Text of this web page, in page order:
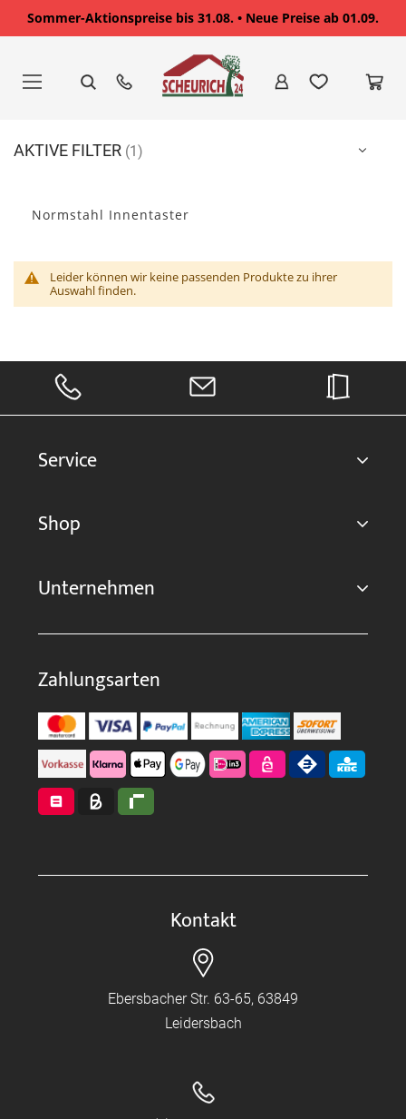
Sommer-Aktionspreise bis 31.08. • Neue Preise ab 01.09.
springen
Normstahl Innentaster
Leider können wir keine passenden Produkte zu ihrer
Auswahl finden.
AKTIVE FILTER
Service
Shop
Unternehmen
Zahlungsarten
Kontakt
Ebersbacher Str. 63-65, 63849
Leidersbach